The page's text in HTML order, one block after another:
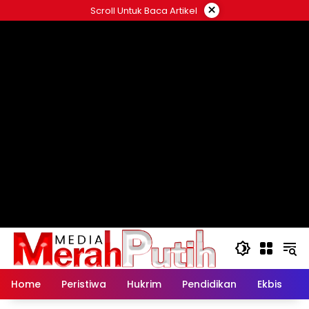
ke
Scroll Untuk Baca Artikel ×
Home Peristiwa Hukrim Pendidikan Ekbis